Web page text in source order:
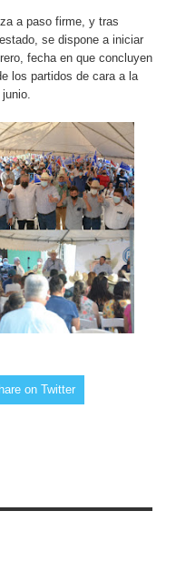
a paso firme, y tras
se dispone a iniciar
fecha en que concluyen
los partidos de cara a la
on Twitter